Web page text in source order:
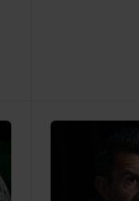
teruggetrokken.